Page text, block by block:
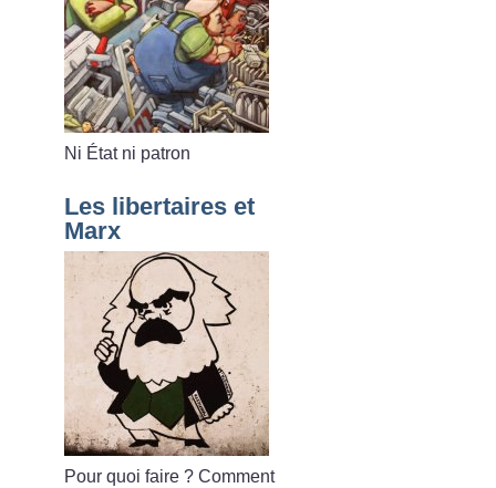
Ni État ni patron
Les libertaires et
Marx
Pour quoi faire ? Comment